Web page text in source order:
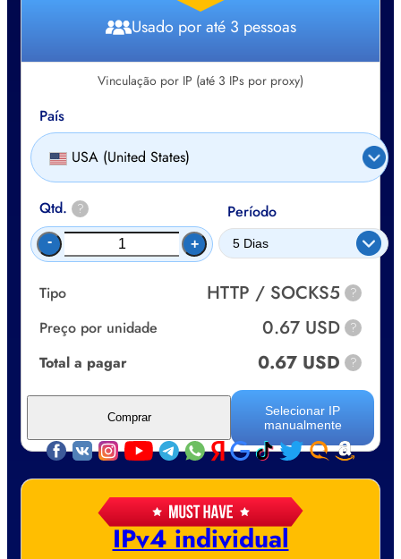
IPv4 individual
Usado por até 3 pessoas
Vinculação por IP (até 3 IPs por proxy)
País
USA (United States)
Qtd. ?
- +
Período
Tipo HTTP / SOCKS5 ?
Preço por unidade 0.67 USD ?
Total a pagar 0.67 USD ?
Selecionar IP
manualmente
Comprar